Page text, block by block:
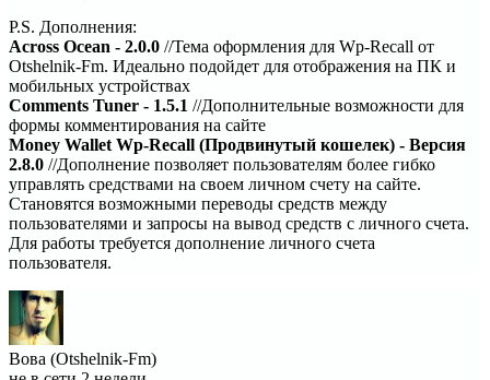
P.S. Дополнения:
Across Ocean - 2.0.0 //Тема оформления для Wp-Recall от
Otshelnik-Fm. Идеально подойдет для отображения на ПК и
мобильных устройствах
Comments Tuner - 1.5.1 //Дополнительные возможности для
формы комментирования на сайте
Money Wallet Wp-Recall (Продвинутый кошелек) - Версия
2.8.0 //Дополнение позволяет пользователям более гибко
управлять средствами на своем личном счету на сайте.
Становятся возможными переводы средств между
пользователями и запросы на вывод средств с личного счета.
Для работы требуется дополнение личного счета
пользователя.
Вова (Otshelnik-Fm)